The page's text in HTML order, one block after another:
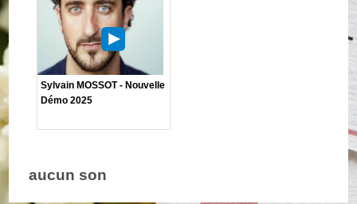
Sylvain MOSSOT - Nouvelle
Démo 2025
aucun son